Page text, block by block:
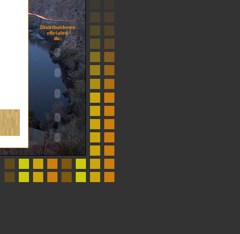
Distribuidores
oficiales
de: